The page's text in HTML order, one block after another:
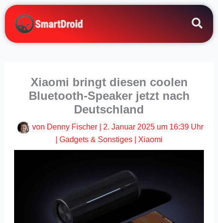
Zum
Inhalt
springen
Xiaomi bringt diesen coolen
Bluetooth-Speaker jetzt nach
Deutschland
von Denny Fischer
2. Januar 2025 um 16:39 Uhr
Gadgets & Sonstiges Xiaomi